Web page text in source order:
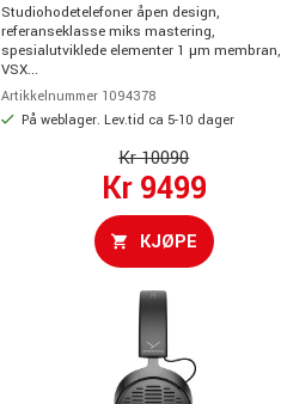
Studiohodetelefoner åpen design,
referanseklasse miks mastering,
spesialutviklede elementer 1 µm membran,
VSX...
Artikkelnummer 1094378
På weblager. Lev.tid ca 5-10 dager
Kr 10090
Kr 9499
KJØPE